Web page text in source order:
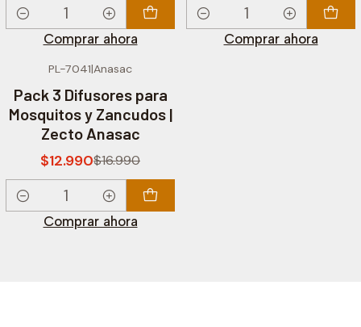
Cantidad
Comprar ahora
Cantidad
Comprar ahora
PL-7041|Anasac
Pack 3 Difusores para
Mosquitos y Zancudos |
Zecto Anasac
$12.990$16.990
Cantidad
Comprar ahora